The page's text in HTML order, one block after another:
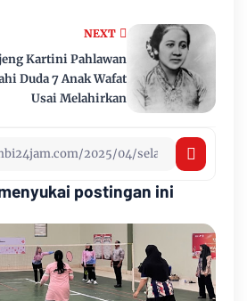
NEXT
Kartini Pahlawan
Duda 7 Anak Wafat
Usai Melahirkan
postingan ini